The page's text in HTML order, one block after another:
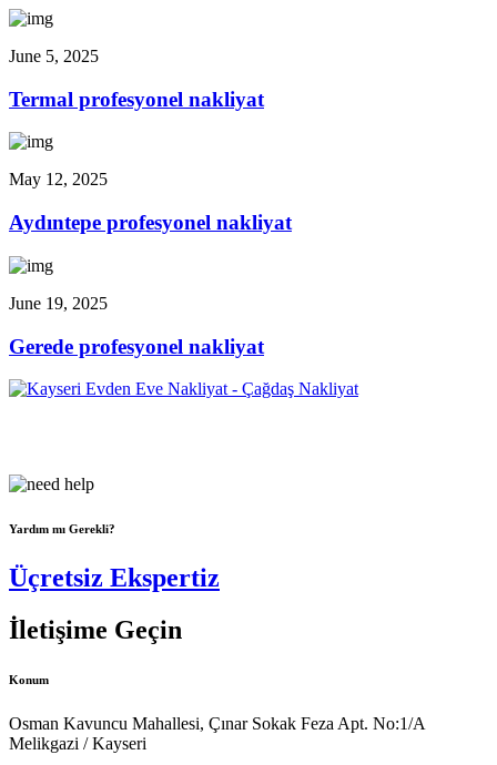
June 5, 2025
Termal profesyonel nakliyat
May 12, 2025
Aydıntepe profesyonel nakliyat
June 19, 2025
Gerede profesyonel nakliyat
Yardım mı Gerekli?
Üçretsiz Ekspertiz
İletişime Geçin
Konum
Osman Kavuncu Mahallesi, Çınar Sokak Feza Apt. No:1/A
Melikgazi / Kayseri